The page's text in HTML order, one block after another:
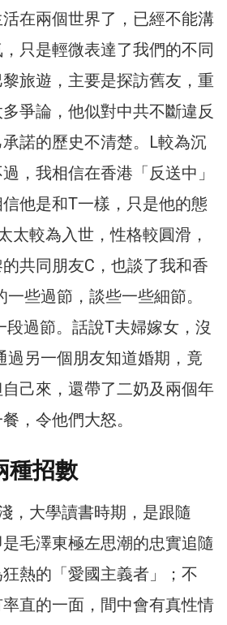
在兩個世界了，已經不能溝
只是輕微表達了我們的不同
旅遊，主要是探訪舊友，重
爭論，他似對中共不斷違反
承諾的歷史不清楚。L較為沉
，我相信在香港「反送中」
他是和T一樣，只是他的態
太較為入世，性格較圓滑，
共同朋友C，也談了我和香
些過節，談些一些細節。
段過節。話說T夫婦嫁女，沒
過另一個朋友知道婚期，竟
己來，還帶了二奶及兩個年
，令他們大怒。
種招數
，大學讀書時期，是跟隨
是毛澤東極左思潮的忠實追隨
熱的「愛國主義者」；不
直的一面，間中會有真性情